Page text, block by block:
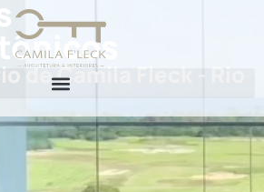
de Camila Fleck - Rio